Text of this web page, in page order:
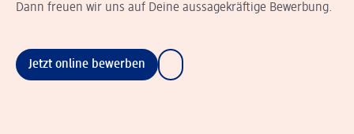
Dann freuen wir uns auf Deine aussagekräftige Bewerbung.
Jetzt online bewerben